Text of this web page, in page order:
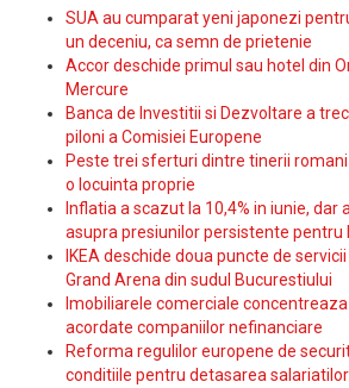
SUA au cumparat yeni japonezi
un deceniu, ca semn de prietenie
Accor deschide primul sau hotel din
Mercure
Banca de Investitii si Dezvoltare a
piloni a Comisiei Europene
Peste trei sferturi dintre tinerii
o locuinta proprie
Inflatia a scazut la 10,4% in iunie,
asupra presiunilor persistente pentru
IKEA deschide doua puncte de
Grand Arena din sudul Bucurestiului
Imobiliarele comerciale
acordate companiilor nefinanciare
Reforma regulilor europene de
conditiile pentru detasarea salariatilor